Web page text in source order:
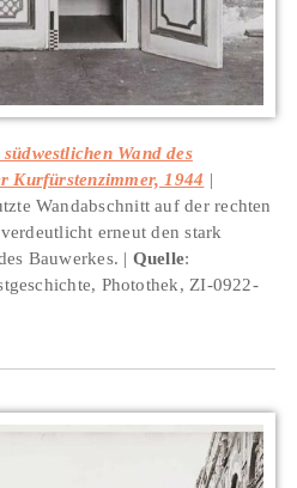
Wand des
Kurfürstenzimmer, 1944
Wandabschnitt auf der rechten
erneut den stark
Bauwerkes.
Quelle:
Photothek, ZI-0922-